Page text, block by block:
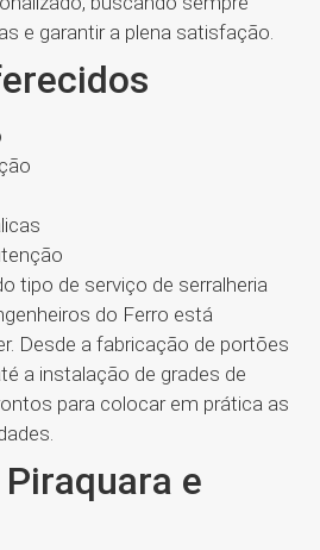
e garantir a plena satisfação.
tipo de serviço de serralheria
do Ferro está
Desde a fabricação de portões
a instalação de grades de
para colocar em prática as
e